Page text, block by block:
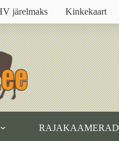
järelmaks Kinkekaart
RAJAKAAMERAD